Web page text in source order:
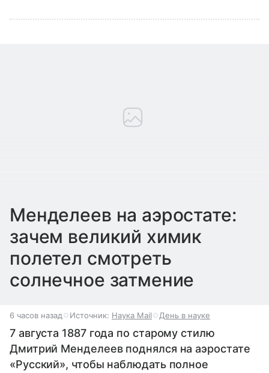
Менделеев на аэростате:
зачем великий химик
полетел смотреть
солнечное затмение
6 часов назад Источник: Наука Mail День в науке
7 августа 1887 года по старому стилю
Дмитрий Менделеев поднялся на аэростате
«Русский», чтобы наблюдать полное